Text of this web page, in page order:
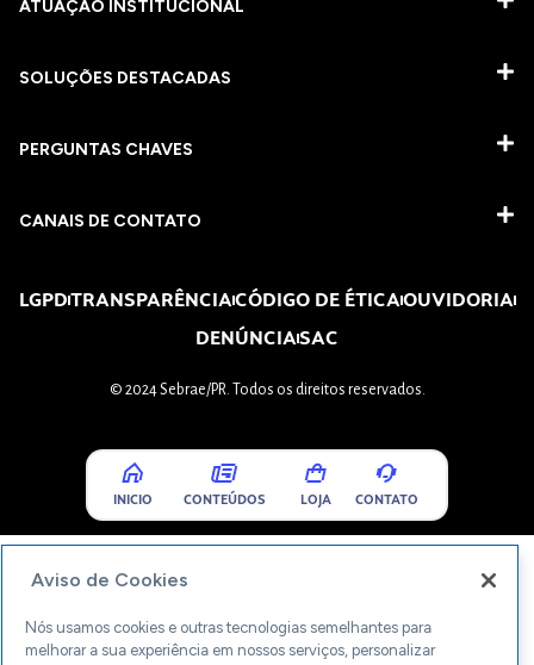
ATUAÇÃO INSTITUCIONAL
SOLUÇÕES DESTACADAS
PERGUNTAS CHAVES​
CANAIS DE CONTATO
LGPDTRANSPARÊNCIACÓDIGO DE ÉTICAOUVIDORIA
DENÚNCIASAC
© 2024 Sebrae/PR. Todos os direitos reservados.
INICIO CONTEÚDOS LOJA CONTATO
Aviso de Cookies
Nós usamos cookies e outras tecnologias semelhantes para
melhorar a sua experiência em nossos serviços, personalizar